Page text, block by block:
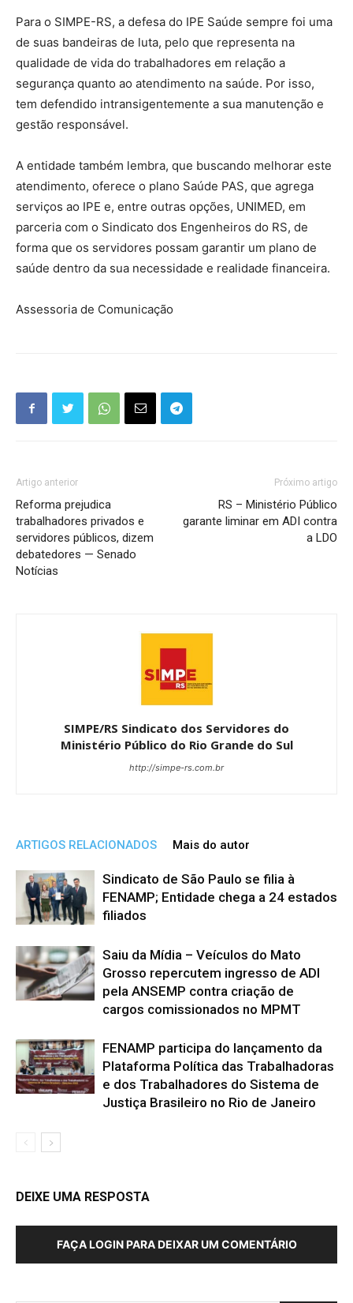
Para o SIMPE-RS, a defesa do IPE Saúde sempre foi uma
de suas bandeiras de luta, pelo que representa na
qualidade de vida do trabalhadores em relação a
segurança quanto ao atendimento na saúde. Por isso,
tem defendido intransigentemente a sua manutenção e
gestão responsável.
A entidade também lembra, que buscando melhorar este
atendimento, oferece o plano Saúde PAS, que agrega
serviços ao IPE e, entre outras opções, UNIMED, em
parceria com o Sindicato dos Engenheiros do RS, de
forma que os servidores possam garantir um plano de
saúde dentro da sua necessidade e realidade financeira.
Assessoria de Comunicação
Artigo anterior
Reforma prejudica
trabalhadores privados e
servidores públicos, dizem
debatedores — Senado
Notícias
Próximo artigo
RS – Ministério Público
garante liminar em ADI contra
a LDO
SIMPE/RS Sindicato dos Servidores do
Ministério Público do Rio Grande do Sul
http://simpe-rs.com.br
ARTIGOS RELACIONADOS Mais do autor
Sindicato de São Paulo se filia à
FENAMP; Entidade chega a 24 estados
filiados
Saiu da Mídia – Veículos do Mato
Grosso repercutem ingresso de ADI
pela ANSEMP contra criação de
cargos comissionados no MPMT
FENAMP participa do lançamento da
Plataforma Política das Trabalhadoras
e dos Trabalhadores do Sistema de
Justiça Brasileiro no Rio de Janeiro
DEIXE UMA RESPOSTA
FAÇA LOGIN PARA DEIXAR UM COMENTÁRIO